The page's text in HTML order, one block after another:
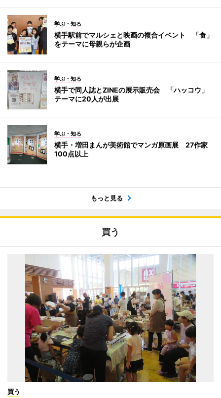
学ぶ・知る
横手駅前でマルシェと映画の複合イベント 「食」
をテーマに母親らが企画
学ぶ・知る
横手で同人誌とZINEの展示販売会 「ハッコウ」
テーマに20人が出展
学ぶ・知る
横手・増田まんが美術館でマンガ原画展 27作家
100点以上
もっと見る
買う
買う